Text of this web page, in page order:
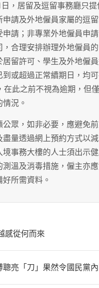
，居留及逗留事務廳只
申請及外地僱員家屬的逗
申請；非專業外地僱員申
，合理安排辦理外地僱員
居留許可、學生及外地僱
到或超過正常續期日，均
在此之前不視為逾期，但
況。
公眾，如非必要，應避免
盡量透過網上預約方式以
境事務大樓的人士須出示
溫及消毒措施，僱主亦
所需資料。
感從何而來
聰亮「刀」果然令國民黨